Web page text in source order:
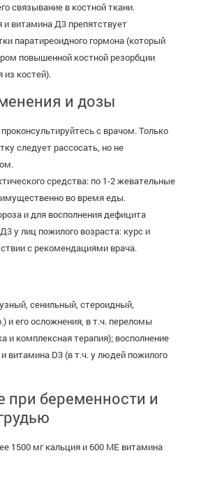
связывание в костной ткани.
витамина Д3 препятствует
паратиреоидного гормона (который
повышенной костной резорбции
костей).
и дозы
с врачом. Только
следует рассосать, но не
средства: по 1-2 жевательные
во время еды.
и для восполнения дефицита
у лиц пожилого возраста: курс и
с рекомендациями врача.
сенильный, стероидный,
и его осложнения, в т.ч. переломы
и комплексная терапия); восполнение
витамина D3 (в т.ч. у людей пожилого
при беременности и
1500 мг кальция и 600 МЕ витамина